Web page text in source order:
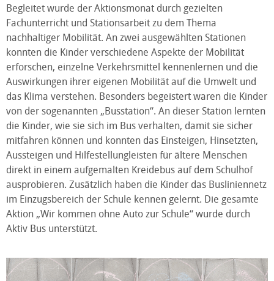
Begleitet wurde der Aktionsmonat durch gezielten
Fachunterricht und Stationsarbeit zu dem Thema
nachhaltiger Mobilität. An zwei ausgewählten Stationen
konnten die Kinder verschiedene Aspekte der Mobilität
erforschen, einzelne Verkehrsmittel kennenlernen und die
Auswirkungen ihrer eigenen Mobilität auf die Umwelt und
das Klima verstehen. Besonders begeistert waren die Kinder
von der sogenannten „Busstation“. An dieser Station lernten
die Kinder, wie sie sich im Bus verhalten, damit sie sicher
mitfahren können und konnten das Einsteigen, Hinsetzten,
Aussteigen und Hilfestellungleisten für ältere Menschen
direkt in einem aufgemalten Kreidebus auf dem Schulhof
ausprobieren. Zusätzlich haben die Kinder das Busliniennetz
im Einzugsbereich der Schule kennen gelernt. Die gesamte
Aktion „Wir kommen ohne Auto zur Schule“ wurde durch
Aktiv Bus unterstützt.